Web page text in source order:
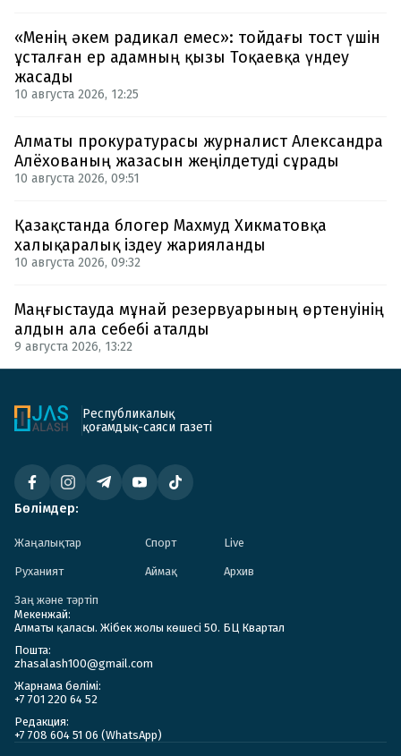
«Менің әкем радикал емес»: тойдағы тост үшін
ұсталған ер адамның қызы Тоқаевқа үндеу
жасады
10 августа 2026, 12:25
Алматы прокуратурасы журналист Александра
Алёхованың жазасын жеңілдетуді сұрады
10 августа 2026, 09:51
Қазақстанда блогер Махмуд Хикматовқа
халықаралық іздеу жарияланды
10 августа 2026, 09:32
Маңғыстауда мұнай резервуарының өртенуінің
алдын ала себебі аталды
9 августа 2026, 13:22
Республикалық
қоғамдық-саяси газеті
Бөлімдер:
Жаңалықтар Спорт Live
Руханият Аймақ Архив
Заң және тәртіп
Мекенжай:
Алматы қаласы. Жібек жолы көшесі 50. БЦ Квартал
Пошта:
zhasalash100@gmail.com
Жарнама бөлімі:
+7 701 220 64 52
Редакция:
+7 708 604 51 06 (WhatsApp)